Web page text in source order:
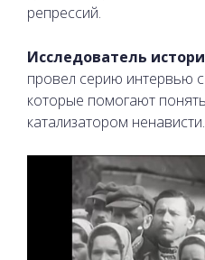
репрессий.
Исследователь
провел серию интервью
которые помогают
катализатором ненависти.